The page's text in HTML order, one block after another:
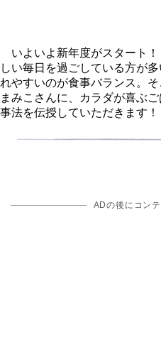
いよいよ新年度がスタート
しい毎日を過ごしている方が
れやすいのが食事バランス。
まみこさんに、カラダが喜ぶ
事法を伝授していただきます！
ADの後にコン